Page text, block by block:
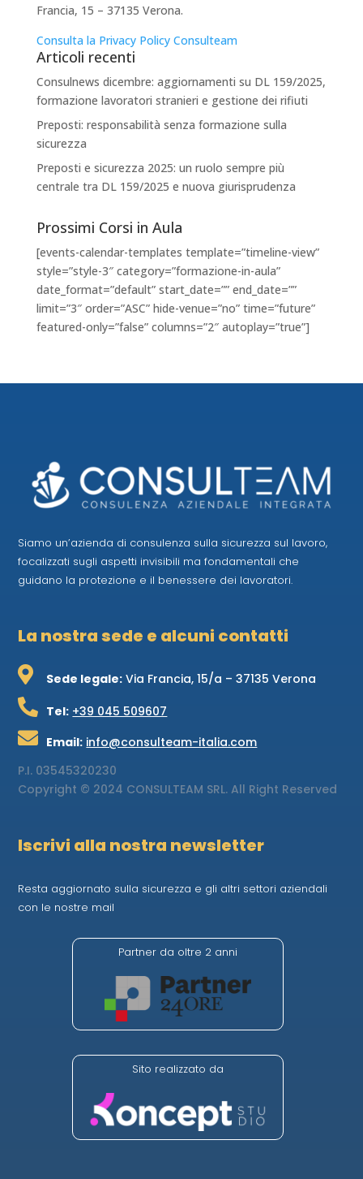
Francia, 15 – 37135 Verona.
Consulta la Privacy Policy Consulteam
Articoli recenti
Consulnews dicembre: aggiornamenti su DL 159/2025,
formazione lavoratori stranieri e gestione dei rifiuti
Preposti: responsabilità senza formazione sulla
sicurezza
Preposti e sicurezza 2025: un ruolo sempre più
centrale tra DL 159/2025 e nuova giurisprudenza
Prossimi Corsi in Aula
[events-calendar-templates template=”timeline-view”
style=”style-3″ category=”formazione-in-aula”
date_format=”default” start_date=”” end_date=””
limit=”3″ order=”ASC” hide-venue=”no” time=”future”
featured-only=”false” columns=”2″ autoplay=”true”]
Siamo un’azienda di consulenza sulla sicurezza sul lavoro,
focalizzati sugli aspetti invisibili ma fondamentali che
guidano la protezione e il benessere dei lavoratori.
La nostra sede e alcuni contatti
Sede legale: Via Francia, 15/a – 37135 Verona

Tel: +39 045 509607

Email: info@consulteam-italia.com

P.I. 03545320230
Copyright © 2024 CONSULTEAM SRL. All Right Reserved
Iscrivi alla nostra newsletter
Resta aggiornato sulla sicurezza e gli altri settori aziendali
con le nostre mail
Partner da oltre 2 anni
Sito realizzato da